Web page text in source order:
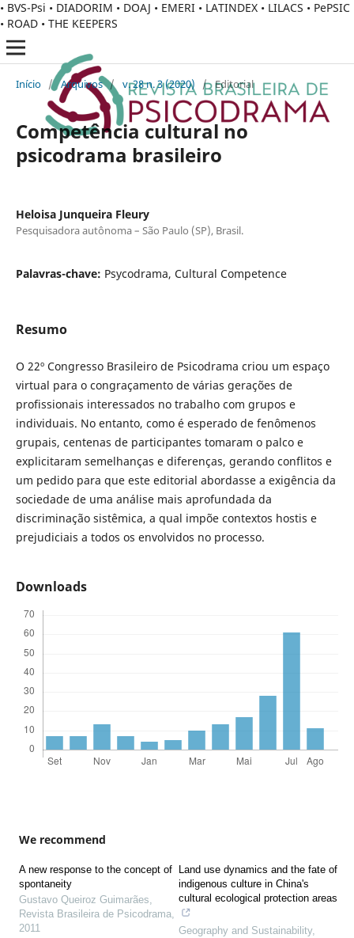
• BVS-Psi • DIADORIM • DOAJ • EMERI • LATINDEX • LILACS • PePSIC
• ROAD • THE KEEPERS
Início / Arquivos / v. 28 n. 3 (2020) / Editorial
Competência cultural no
psicodrama brasileiro
Heloisa Junqueira Fleury
Pesquisadora autônoma – São Paulo (SP), Brasil.
Palavras-chave: Psycodrama, Cultural Competence
Resumo
O 22º Congresso Brasileiro de Psicodrama criou um espaço
virtual para o congraçamento de várias gerações de
profissionais interessados no trabalho com grupos e
individuais. No entanto, como é esperado de fenômenos
grupais, centenas de participantes tomaram o palco e
explicitaram semelhanças e diferenças, gerando conflitos e
um pedido para que este editorial abordasse a exigência da
sociedade de uma análise mais aprofundada da
discriminação sistêmica, a qual impõe contextos hostis e
prejudiciais a todos os envolvidos no processo.
Downloads
We recommend
A new response to the concept of
spontaneity
Gustavo Queiroz Guimarães,
Revista Brasileira de Psicodrama,
2011
Land use dynamics and the fate of
indigenous culture in China's
cultural ecological protection areas
Geography and Sustainability,